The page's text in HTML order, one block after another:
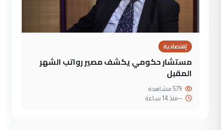
إقتصادية
مستشار حكومي يكشف مصير رواتب الشهر
المقبل
--منذ 14 ساعة